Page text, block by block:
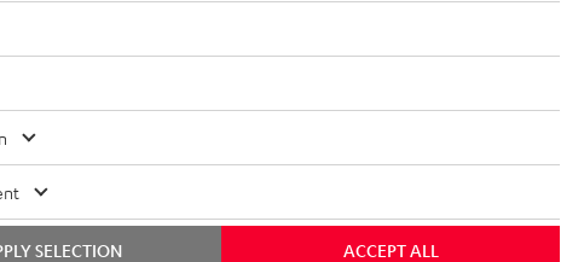
ACCEPT ALL
SELECTION